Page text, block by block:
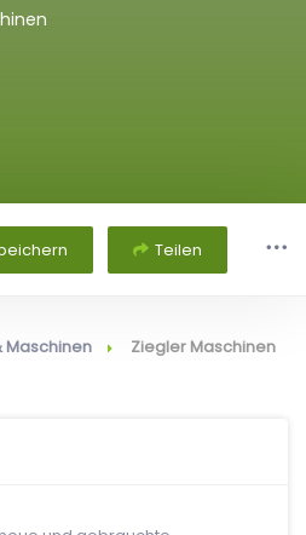
Teilen
Maschinen
Ziegler Maschinen